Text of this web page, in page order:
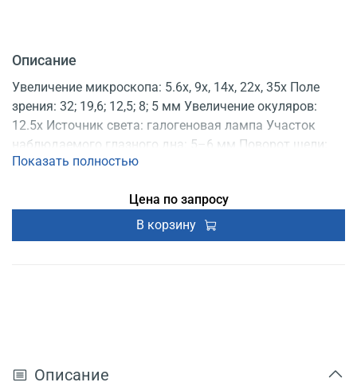
Описание
Увеличение микроскопа: 5.6x, 9x, 14x, 22x, 35x Поле
зрения: 32; 19,6; 12,5; 8; 5 мм Увеличение окуляров:
12.5x Источник света: галогеновая лампа Участок
наблюдаемого глазного дна: 5–6 мм Поворот щели:
±90° (от 0° до 180°) Межзрачковое расстояние: 56–72
Показать полностью
Цена по запросу
В корзину
Описание